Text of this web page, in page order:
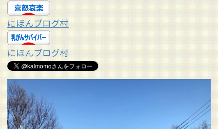
にほんブログ村
にほんブログ村